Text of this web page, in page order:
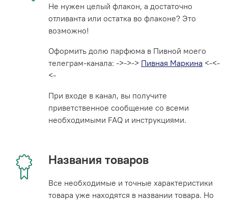
Не нужен целый флакон, а достаточно
отливанта или остатка во флаконе? Это
возможно!
Оформить долю парфюма в Пивной моего
телеграм-канала: ->->-> Пивная Маркина <-<-
<-
При входе в канал, вы получите
приветственное сообщение со всеми
необходимыми FAQ и инструкциями.
Названия товаров
Все необходимые и точные характеристики
товара уже находятся в названии товара. Но